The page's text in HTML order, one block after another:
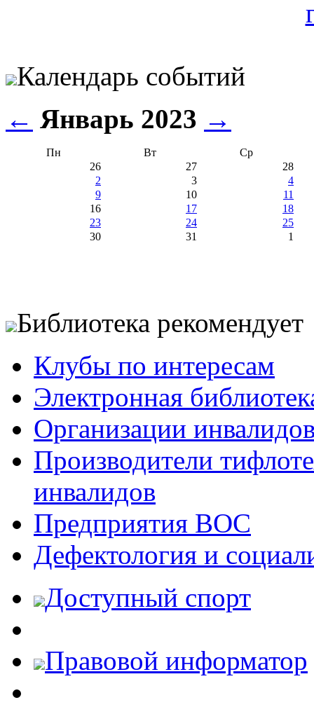
Календарь событий
← Январь 2023 →
Пн Вт
Ср
26
27
28
2
3
4
9
10
11
16
17
18
23
24
25
30
31 1
Библиотека рекомендует
Клубы по интересам
Электронная
Организации
Производители
инвалидов
Предприятия ВОС
Дефектология и
Доступный спорт
Правовой информатор